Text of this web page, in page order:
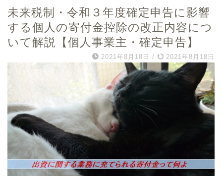
未来税制・令和３年度確定申告に影響
する個人の寄付金控除の改正内容につ
いて解説【個人事業主・確定申告】
2021年8月18日 / 2021年8月18日